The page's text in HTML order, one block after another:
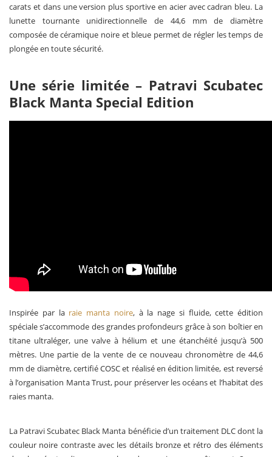
carats et dans une version plus sportive en acier avec cadran bleu. La
lunette tournante unidirectionnelle de 44,6 mm de diamètre
composée de céramique noire et bleue permet de régler les temps de
plongée en toute sécurité.
Une série limitée – Patravi Scubatec
Black Manta Special Edition
Inspirée par la raie manta noire, à la nage si fluide, cette édition
spéciale s’accommode des grandes profondeurs grâce à son boîtier en
titane ultraléger, une valve à hélium et une étanchéité jusqu’à 500
mètres. Une partie de la vente de ce nouveau chronomètre de 44,6
mm de diamètre, certifié COSC et réalisé en édition limitée, est reversé
à l’organisation Manta Trust, pour préserver les océans et l’habitat des
raies manta.
La Patravi Scubatec Black Manta bénéficie d’un traitement DLC dont la
couleur noire contraste avec les détails bronze et rétro des éléments